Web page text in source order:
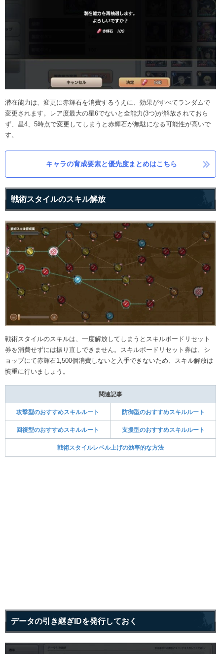
潜在能力は、変更に赤輝石を消費するうえに、効果がすべてランダムで
変更されます。レア度最大の星6でないと全能力(3つ)が解放されておら
ず、星4、5時点で変更してしまうと赤輝石が無駄になる可能性が高いで
す。
キャラの育成要素と優先度まとめはこちら
戦術スタイルのスキル解放
戦術スタイルのスキルは、一度解放してしまうとスキルボードリセット
券を消費せずには振り直しできません。スキルボードリセット券は、シ
ョップにて赤輝石1,500個消費しないと入手できないため、スキル解放は
慎重に行いましょう。
関連記事
攻撃型のおすすめスキルルート 防御型のおすすめスキルルート
回復型のおすすめスキルルート 支援型のおすすめスキルルート
戦術スタイルレベル上げの効率的な方法
データの引き継ぎIDを発行しておく